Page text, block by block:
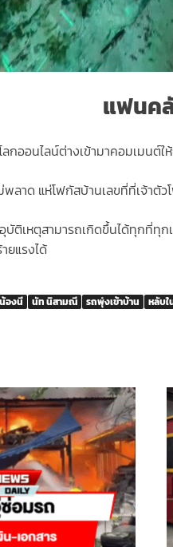
แฟนค
กออนไลน์ต่างเข้ามาคอมเมนต์
ลาด แห่โฟกัสบ้านเลขที่ที่เจ้าตั
ติเหตุสามารถเกิดขึ้นได้ทุกที่ทุ
ยแรงได้
น้องนี นัท นิสามณี รถพุ่งเข้าบ้าน หลับใ